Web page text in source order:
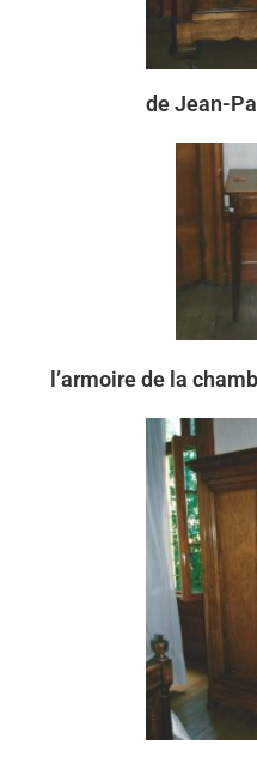
de Jean-
l’armoire de la